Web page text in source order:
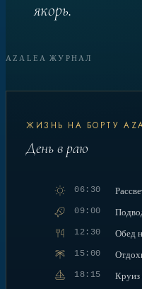
якорь.
AZALEA ЖУРНАЛ
ЖИЗНЬ НА БОРТУ
День в раю
06:30
09:00
12:30 Обед
15:00
18:15 Круиз